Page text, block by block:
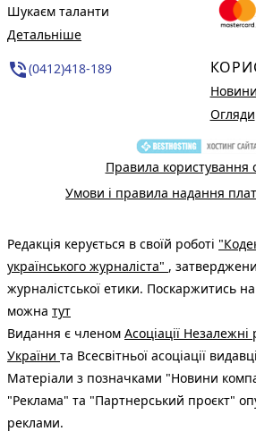
Шукаєм таланти
Детальніше
phone_in_talk(0412)418-189
Огляди
Правила користування
Умови і правила надання
Редакція керується в своїй роботі
українського журналіста" ,
журналістської етики. Поскаржитись на
можна тут
Видання є членом Асоціації Незалежні
України та Всесвітньої асоціації
Матеріали з позначками "Новини
"Реклама" та "Партнерський проєкт"
реклами.